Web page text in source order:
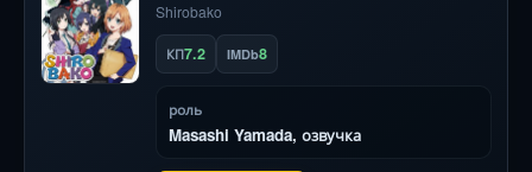
Shirobako
КП7.2 IMDb8
роль
Masashi Yamada, озвучка